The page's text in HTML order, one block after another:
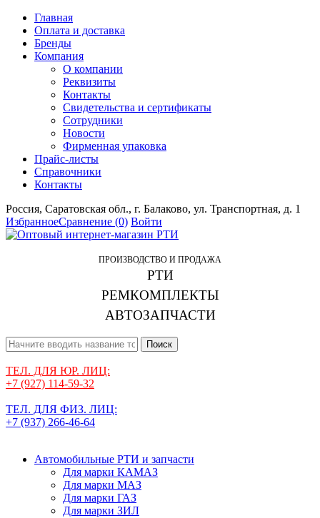
Главная
Оплата и доставка
Бренды
Компания
О компании
Реквизиты
Контакты
Свидетельства и сертификаты
Сотрудники
Новости
Фирменная упаковка
Прайс-листы
Справочники
Контакты
Россия, Саратовская обл., г. Балаково, ул. Транспортная, д. 1
ИзбранноеСравнение (0) Войти
ПРОИЗВОДСТВО И ПРОДАЖА
РТИ
РЕМКОМПЛЕКТЫ
АВТОЗАПЧАСТИ
Поиск
ТЕЛ. ДЛЯ ЮР. ЛИЦ:
+7 (927) 114-59-32
ТЕЛ. ДЛЯ ФИЗ. ЛИЦ:
+7 (937) 266-46-64
Автомобильные РТИ и запчасти
Для марки КАМАЗ
Для марки МАЗ
Для марки ГАЗ
Для марки ЗИЛ